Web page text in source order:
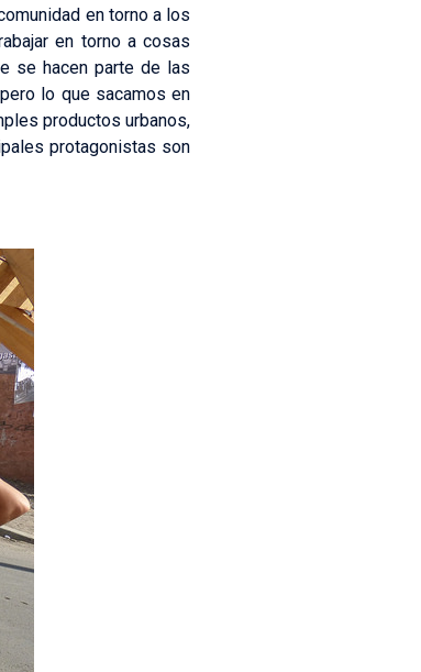
en torno a los
en torno a cosas
se hacen parte de las
lo que sacamos en
productos urbanos,
protagonistas son